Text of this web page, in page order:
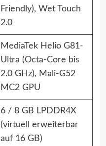
Friendly), Wet Touch
2.0
MediaTek Helio G81-
Ultra (Octa-Core bis
2.0 GHz), Mali-G52
MC2 GPU
6 / 8 GB LPDDR4X
(virtuell erweiterbar
auf 16 GB)